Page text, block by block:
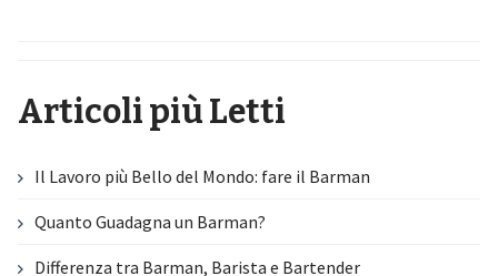
Articoli più Letti
Il Lavoro più Bello del Mondo: fare il Barman
Quanto Guadagna un Barman?
Differenza tra Barman, Barista e Bartender